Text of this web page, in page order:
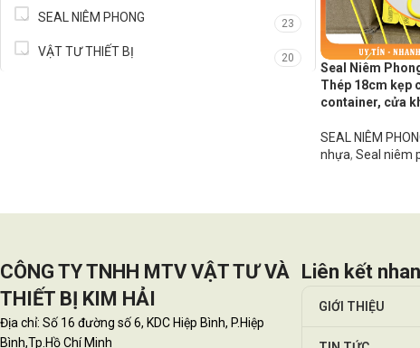
SEAL NIÊM PHONG 23
VẬT TƯ THIẾT BỊ 20
Seal Niêm
Thép 18cm kẹp
container, cửa
SEAL NIÊM
nhựa, Seal niêm
CÔNG TY TNHH MTV VẬT TƯ VÀ
THIẾT BỊ KIM HẢI
Địa chỉ: Số 16 đường số 6, KDC Hiệp Bình, P.Hiệp
Bình,Tp.Hồ Chí Minh
Liên kết
GIỚI THIỆU